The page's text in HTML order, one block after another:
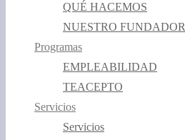
QUÉ HACEMOS
NUESTRO FUNDADOR
Programas
EMPLEABILIDAD
TEACEPTO
Servicios
Servicios